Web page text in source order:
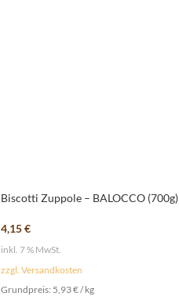
Biscotti Zuppole – BALOCCO (700g)
4,15€
inkl. 7 % MwSt.
zzgl. Versandkosten
Grundpreis: 5,93€/kg